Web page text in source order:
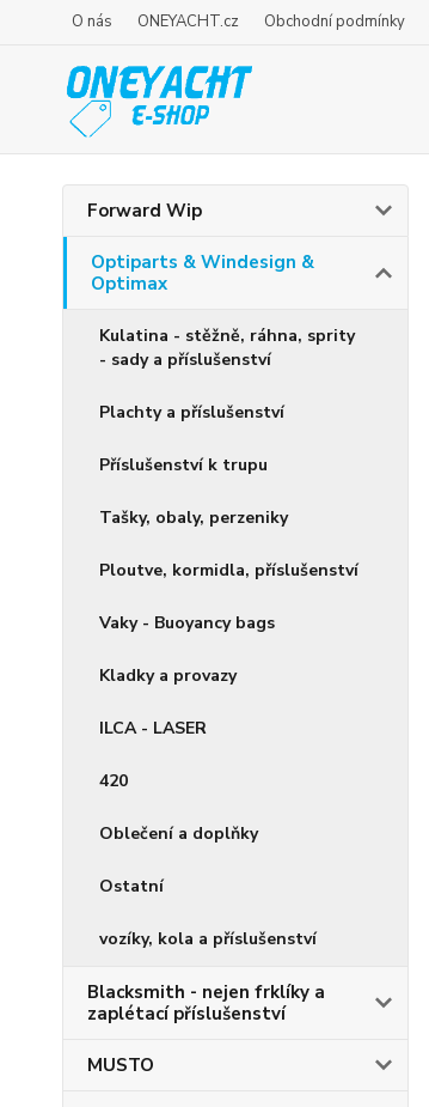
O nás ONEYACHT.cz Obchodní podmínky
Forward Wip
Optiparts & Windesign &
Optimax
Kulatina - stěžně, ráhna, sprity
- sady a příslušenství
Plachty a příslušenství
Příslušenství k trupu
Tašky, obaly, perzeniky
Ploutve, kormidla, příslušenství
Vaky - Buoyancy bags
Kladky a provazy
ILCA - LASER
420
Oblečení a doplňky
Ostatní
vozíky, kola a příslušenství
Blacksmith - nejen frklíky a
zaplétací příslušenství
MUSTO